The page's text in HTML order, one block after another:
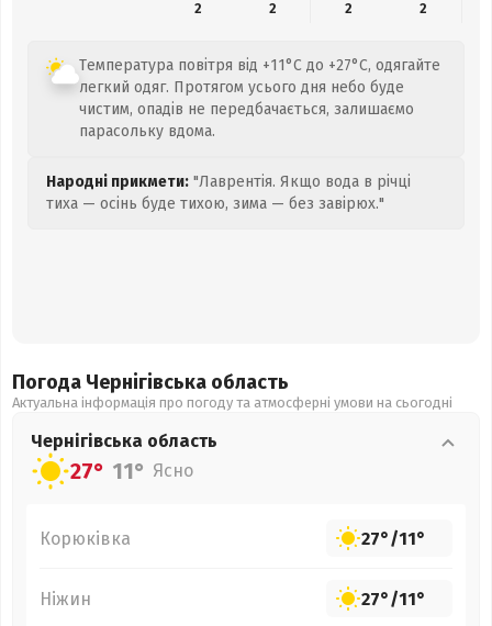
2
2 2 2
Температура повітря від +11°C до +27°C, одягайте
легкий одяг. Протягом усього дня небо буде
чистим, опадів не передбачається, залишаємо
парасольку вдома.
Народні прикмети: "Лаврентія. Якщо вода в річці
тиха — осінь буде тихою, зима — без завірюх."
Погода Чернігівська область
Актуальна інформація про погоду та атмосферні умови на сьогодні
Чернігівська область
27° 11° Ясно
Корюківка 27°/11°
Ніжин 27°/11°